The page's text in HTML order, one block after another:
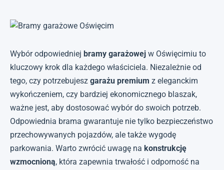
Wybór odpowiedniej bramy garażowej w Oświęcimiu to
kluczowy krok dla każdego właściciela. Niezależnie od
tego, czy potrzebujesz garażu premium z eleganckim
wykończeniem, czy bardziej ekonomicznego blaszak,
ważne jest, aby dostosować wybór do swoich potrzeb.
Odpowiednia brama gwarantuje nie tylko bezpieczeństwo
przechowywanych pojazdów, ale także wygodę
parkowania. Warto zwrócić uwagę na konstrukcję
wzmocnioną, która zapewnia trwałość i odporność na